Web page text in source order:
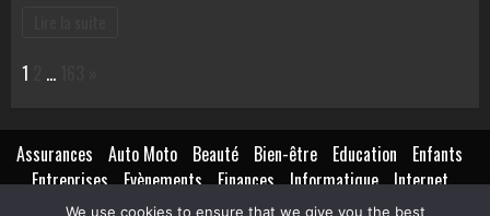
Page:
1 …
Assurances Auto Moto Beauté Bien-être Education
Enfants
Entreprises Evènements Finances Informatique Internet
Création
Marketing Lifestyle Loisirs Maison Extérieur
We use cookies to ensure that we give you the best